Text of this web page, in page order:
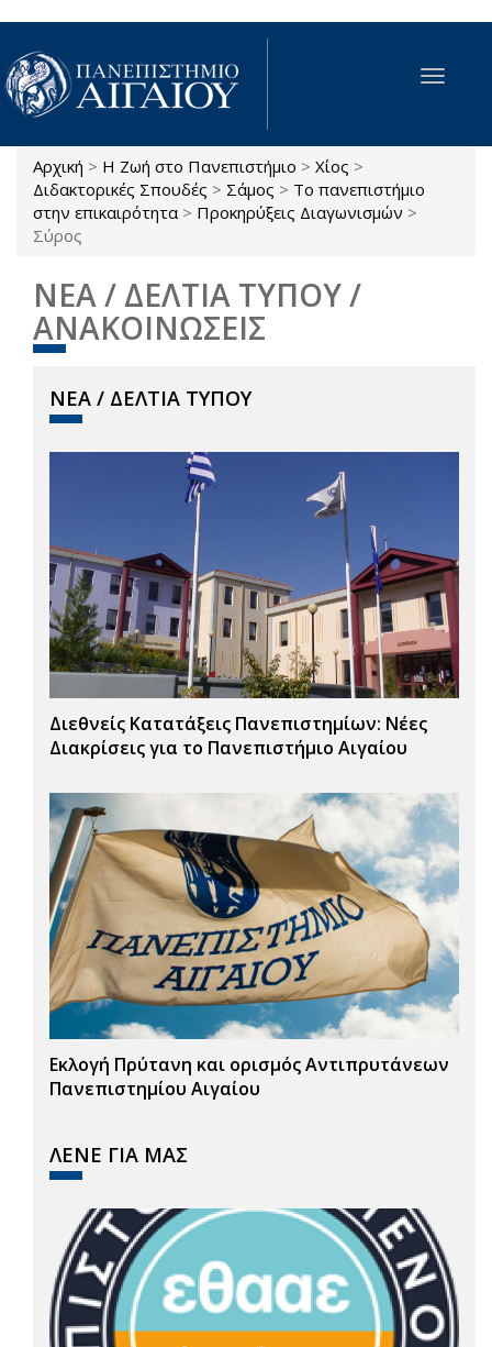
Παράκαμψη προς το κυρίως περιεχόμενο
Toggle
Είστε εδώ
Αρχική > Η Ζωή στο Πανεπιστήμιο > Χίος >
Διδακτορικές Σπουδές > Σάμος > Το πανεπιστήμιο
στην επικαιρότητα > Προκηρύξεις Διαγωνισμών >
Σύρος
ΝΕΑ / ΔΕΛΤΙΑ ΤΥΠΟΥ /
ΑΝΑΚΟΙΝΩΣΕΙΣ
ΝΕΑ / ΔΕΛΤΙΑ ΤΥΠΟΥ
Διεθνείς Κατατάξεις Πανεπιστημίων: Νέες
Διακρίσεις για το Πανεπιστήμιο Αιγαίου
Εκλογή Πρύτανη και ορισμός Αντιπρυτάνεων
Πανεπιστημίου Αιγαίου
ΛΕΝΕ ΓΙΑ ΜΑΣ